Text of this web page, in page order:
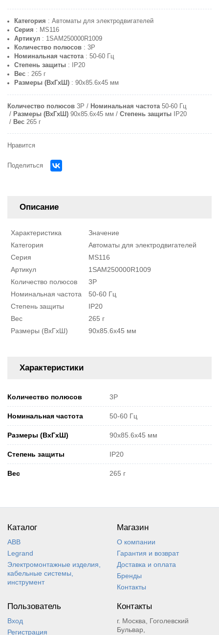
Категория : Автоматы для электродвигателей
Серия : MS116
Артикул: 1SAM250000R1009
Количество полюсов: 3P
Номинальная частота: 50-60 Гц
Степень защиты: IP20
Вес: 265 г
Размеры (ВxГxШ): 90x85.6x45 мм
Количество полюсов 3P Номинальная частота 50-60 Гц
Размеры (ВхГхШ) 90x85.6x45 мм Степень защиты
IP20
Вес 265 г
Нравится
Поделиться
Описание
Характеристика
Значение
Категория
Автоматы для электродвигателей
Серия
MS116
Артикул
1SAM250000R1009
Количество полюсов
3P
Номинальная частота
50-60 Гц
Степень защиты
IP20
Вес
265 г
Размеры (ВxГxШ)
90x85.6x45 мм
Характеристики
Количество полюсов 3P
Номинальная частота 50-60 Гц
Размеры (ВхГхШ) 90x85.6x45 мм
Степень защиты IP20
Вес 265 г
Каталог
ABB
Legrand
Электромонтажные изделия,
кабельные системы,
инструмент
Магазин
О компании
Гарантия и возврат
Доставка и оплата
Бренды
Контакты
Пользователь
Вход
Регистрация
Контакты
г. Москва, Гоголевский
Бульвар,